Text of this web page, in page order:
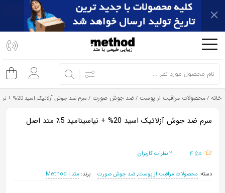
اشتراک
استفاده
از
روش‌های
صفحه
را
خانه /محصولات مراقبت از پوست /ضد جوش صورت / سرم ضد جوش آزلائیک اسید 20% + نیاسینامید 5٪ متد اصل
سرم ضد جوش آزلائیک اسید 20% + نیاسینامید 5٪ متد اصل
4.50
2نظرات کاربران
دسته: محصولات مراقبت از پوست,ضد جوش صورت برند: متد | Method